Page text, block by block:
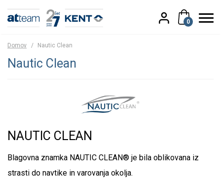
0
Domov / Nautic Clean
Nautic Clean
NAUTIC CLEAN
Blagovna znamka NAUTIC CLEAN® je bila oblikovana iz
strasti do navtike in varovanja okolja.